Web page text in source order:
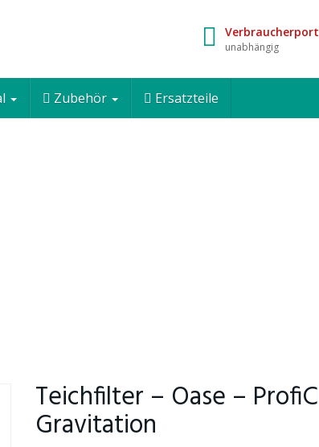
unabhängig
Zubehör Ersatzteile
Teichfilter – Oase –
Gravitation